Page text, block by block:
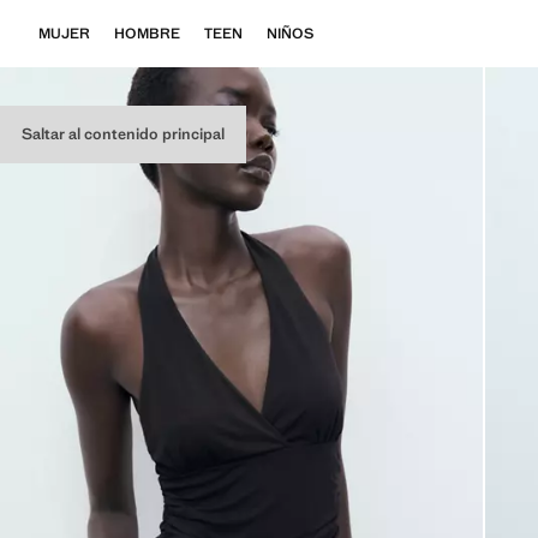
Saltar al contenido principal
MUJER HOMBRE TEEN NIÑOS